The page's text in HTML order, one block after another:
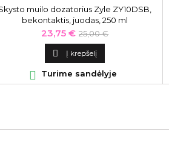
muilo dozatorius Zyle ZY10DSB,
bekontaktis, juodas, 250 ml
Kaina
23,75 € Bazinė
kaina
25,00 €
 Į krepšelį
 Turime sandėlyje